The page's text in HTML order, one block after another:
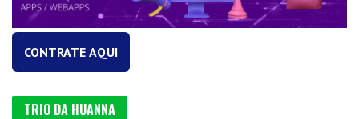
CONTRATE AQUI
TRIO DA HUANNA